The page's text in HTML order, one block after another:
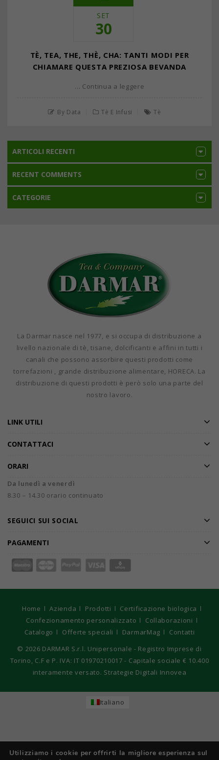
SET
30
TÈ, TEA, THE, THÈ, CHA: TANTI MODI PER
CHIAMARE QUESTA PREZIOSA BEVANDA
… Continua a leggere
By Data Tè E Infusi Tè
ARTICOLI RECENTI
RECENT COMMENTS
CATEGORIE
La Darmar nasce nel 1977, e si occupa di distribuzione a
livello nazionale di tè, tisane, dolcificanti e affini in tutti i
canali che possono assorbire questi prodotti come
torrefazioni , grande distribuzione alimentare, HORECA. La
distribuzione di questi prodotti è però solo una parte del
nostro lavoro.
LINK UTILI
CONTATTACI
ORARI
Da lunedì a venerdì
8.30 – 14.30 orario continuato
SEGUICI SUI SOCIAL
PAGAMENTI
Home Azienda Prodotti
Certificazione biologica
Confezionamento personalizzato
Collaborazioni
Catalogo
Offerte speciali DarmarMag
Contatti
© 2026 DARMAR S.r.l. Unipersonale - Registro Imprese di
Torino, C.F e P. IVA: IT 01970210017 - Capitale sociale € 10.400
interamente versato. Strategie Digitali Innovea
Utilizziamo i cookie per offrirti la migliore esperienza sul
Italiano